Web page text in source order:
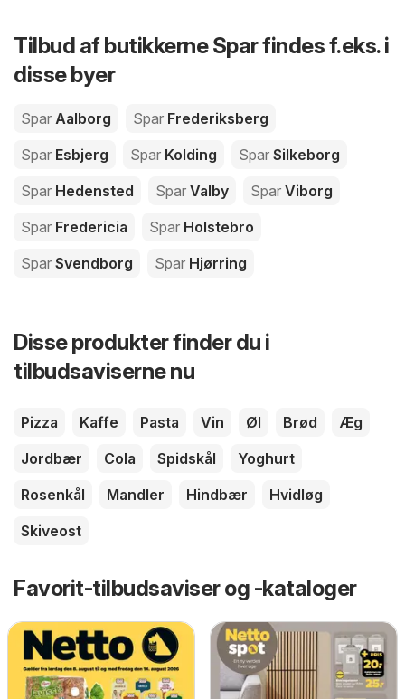
Tilbud af butikkerne Spar findes f.eks. i
disse byer
Spar Aalborg Spar Frederiksberg
Spar Esbjerg Spar Kolding Spar Silkeborg
Spar Hedensted Spar Valby Spar Viborg
Spar Fredericia Spar Holstebro
Spar Svendborg Spar Hjørring
Disse produkter finder du i
tilbudsaviserne nu
Pizza Kaffe Pasta Vin Øl Brød
Æg
Jordbær
Cola Spidskål
Yoghurt
Rosenkål
Mandler Hindbær
Hvidløg
Skiveost
Favorit-tilbudsaviser og -kataloger